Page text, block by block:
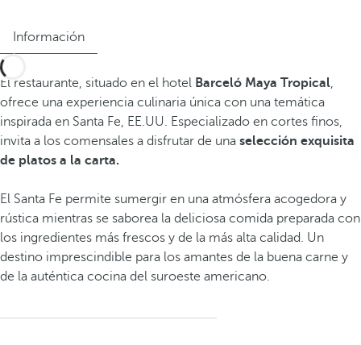
Información
El restaurante, situado en el hotel Barceló Maya Tropical,
ofrece una experiencia culinaria única con una temática
inspirada en Santa Fe, EE.UU. Especializado en cortes finos,
invita a los comensales a disfrutar de una selección exquisita
de platos a la carta.
El Santa Fe permite sumergir en una atmósfera acogedora y
rústica mientras se saborea la deliciosa comida preparada con
los ingredientes más frescos y de la más alta calidad. Un
destino imprescindible para los amantes de la buena carne y
de la auténtica cocina del suroeste americano.